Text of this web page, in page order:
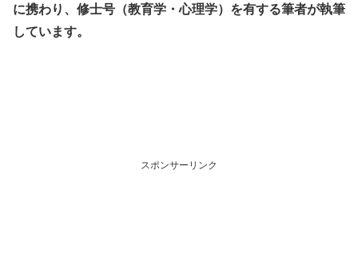
に携わり、修士号（教育学・心理学）を有する筆者が執筆
しています。
スポンサーリンク